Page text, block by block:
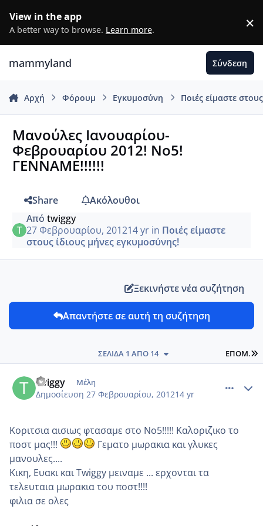
View in the app
A better way to browse. Learn more. ×
mammyland Σύνδεση
Αρχή Φόρουμ Εγκυμοσύνη Ποιές είμαστε
Μανούλες Ιανουαρίου-
Φεβρουαρίου 2012! Νο5!
ΓΕΝΝΑΜΕ!!!!!!
Share
Ακόλουθοι
Από twiggy
27 Φεβρουαρίου, 201214 yrin Ποιές είμαστε
στους ίδιους μήνες εγκυμοσύνης!
Ξεκινήστε νέα συζήτηση
Απαντήστε σε αυτή τη συζήτηση
ΕΠΌΜ.
ΣΕΛΊΔΑ 1 ΑΠΌ 14
twiggy Μέλη
Δημοσίευση 27 Φεβρουαρίου, 201214 yr
Κοριτσια αισιως φτασαμε στο Νο5!!!!! Καλοριζικο το
ποστ μας!!!
Γεματο μωρακια και γλυκες
μανουλες....
Κικη, Ευακι και Twiggy μειναμε ... ερχονται τα
τελευταια μωρακια του ποστ!!!!
φιλια σε ολες